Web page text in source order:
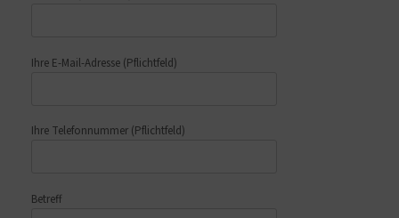
Ihre E-Mail-Adresse (Pflichtfeld)
Ihre Telefonnummer (Pflichtfeld)
Betreff